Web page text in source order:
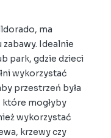
ma
Idealnie
park, gdzie dzieci
wykorzystać
przestrzeń była
które mogłyby
wykorzystać
krzewy czy